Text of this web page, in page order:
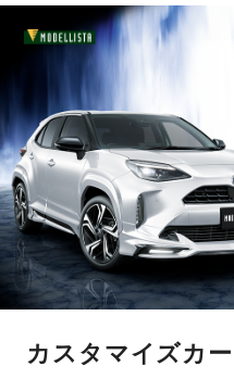
カスタマイズカー